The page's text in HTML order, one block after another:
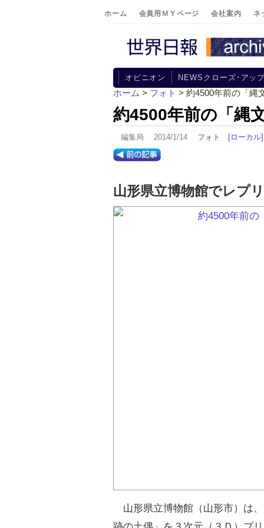
ホーム 会員用ＭＹページ 会社案内 ネ
オピニオン NEWSクローズ･アッ
ホーム > フォト > 約4500年前の「縄
約4500年前の「縄
編集局 2014/1/14 フォト [ローカル]
山形県立博物館でレプ
山形県立博物館（山形市）は